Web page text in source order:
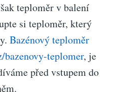
teploměr v balení
si teploměr, který
Bazénový teploměr
teplomer, je
před vstupem do